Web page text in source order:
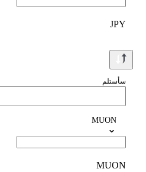
JPY
سأستلم
MUON
MUON